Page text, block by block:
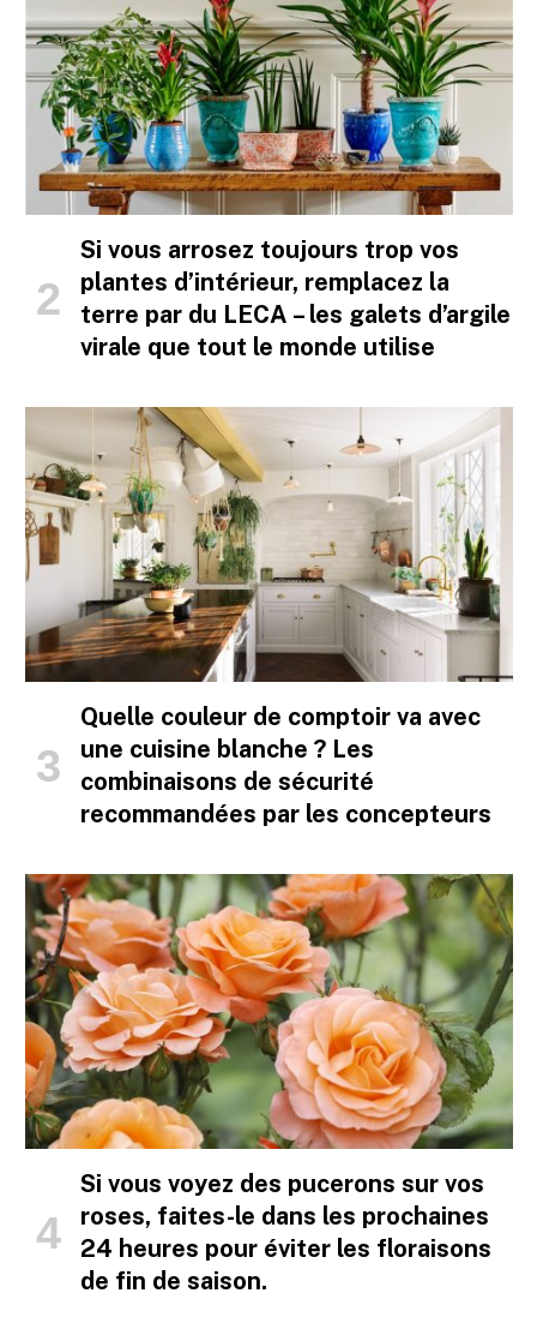
Si vous arrosez toujours trop vos
plantes d’intérieur, remplacez la
terre par du LECA – les galets d’argile
virale que tout le monde utilise
Quelle couleur de comptoir va avec
une cuisine blanche ? Les
combinaisons de sécurité
recommandées par les concepteurs
Si vous voyez des pucerons sur vos
roses, faites-le dans les prochaines
24 heures pour éviter les floraisons
de fin de saison.